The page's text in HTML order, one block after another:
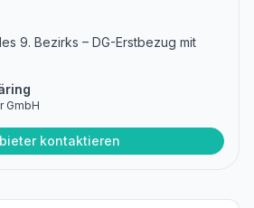
9. Bezirks – DG-Erstbezug mit
GmbH
kontaktieren